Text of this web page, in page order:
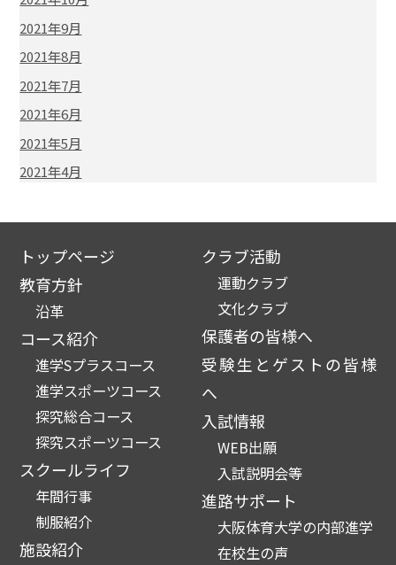
2021年9月
2021年8月
2021年7月
2021年6月
2021年5月
2021年4月
トップページ
教育方針
沿革
コース紹介
進学Sプラスコース
進学スポーツコース
探究総合コース
探究スポーツコース
スクールライフ
年間行事
制服紹介
施設紹介
クラブ活動
運動クラブ
文化クラブ
保護者の皆様へ
受験生とゲストの皆様
へ
入試情報
WEB出願
入試説明会等
進路サポート
大阪体育大学の内部進学
在校生の声